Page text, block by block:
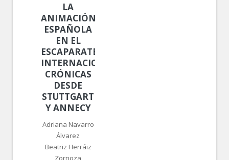
LA
ANIMACIÓN
ESPAÑOLA
EN EL
ESCAPARATE
INTERNACIONAL.
CRÓNICAS
DESDE
STUTTGART
Y ANNECY
Adriana Navarro
Álvarez
Beatriz Herráiz
Zornoza